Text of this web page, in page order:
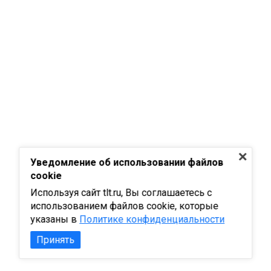
Уведомление об использовании файлов
cookie
Используя сайт tlt.ru, Вы соглашаетесь с
использованием файлов cookie, которые
указаны в Политике конфиденциальности
Принять